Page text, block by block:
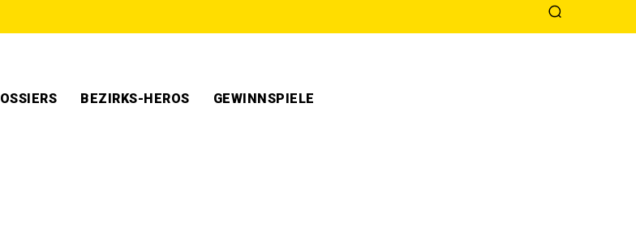
BEZIRKS-HEROS GEWINNSPIELE